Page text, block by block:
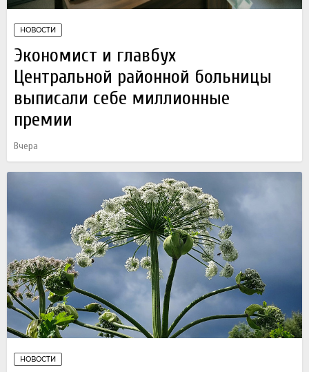
НОВОСТИ
Экономист и главбух
Центральной районной больницы
выписали себе миллионные
премии
Вчера
НОВОСТИ